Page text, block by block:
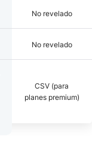
No revelado
No revelado
CSV (para
planes premium)